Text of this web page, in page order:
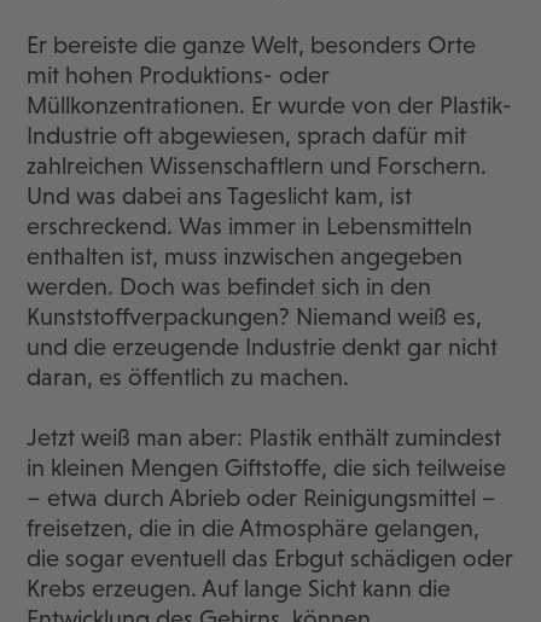
Er bereiste die ganze Welt, besonders Orte
mit hohen Produktions- oder
Müllkonzentrationen. Er wurde von der Plastik-
Industrie oft abgewiesen, sprach dafür mit
zahlreichen Wissenschaftlern und Forschern.
Und was dabei ans Tageslicht kam, ist
erschreckend. Was immer in Lebensmitteln
enthalten ist, muss inzwischen angegeben
werden. Doch was befindet sich in den
Kunststoffverpackungen? Niemand weiß es,
und die erzeugende Industrie denkt gar nicht
daran, es öffentlich zu machen.
Jetzt weiß man aber: Plastik enthält zumindest
in kleinen Mengen Giftstoffe, die sich teilweise
– etwa durch Abrieb oder Reinigungsmittel –
freisetzen, die in die Atmosphäre gelangen,
die sogar eventuell das Erbgut schädigen oder
Krebs erzeugen. Auf lange Sicht kann die